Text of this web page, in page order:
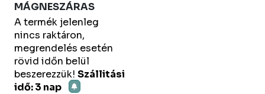
MÁGNESZÁRAS
A termék jelenleg
nincs raktáron,
megrendelés esetén
rövid időn belül
beszerezzük! Szállitási
idő: 3 nap